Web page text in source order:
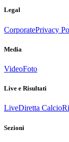
Legal
CorporatePrivacy
Media
VideoFoto
Live e Risultati
LiveDiretta Calcio
Sezioni